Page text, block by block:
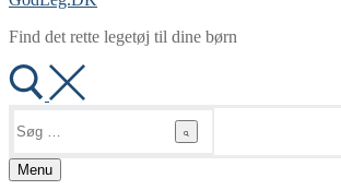
Find det rette legetøj til dine børn
efter:
Menu